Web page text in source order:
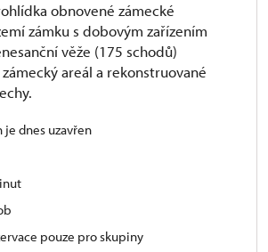
obnovené zámecké
zámku s dobovým zařízením
věže (175 schodů)
areál a rekonstruované
dnes uzavřen
pouze pro skupiny